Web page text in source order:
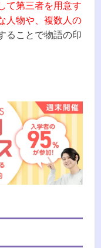
て第三者を用意す
人物や、複数人の
ることで物語の印